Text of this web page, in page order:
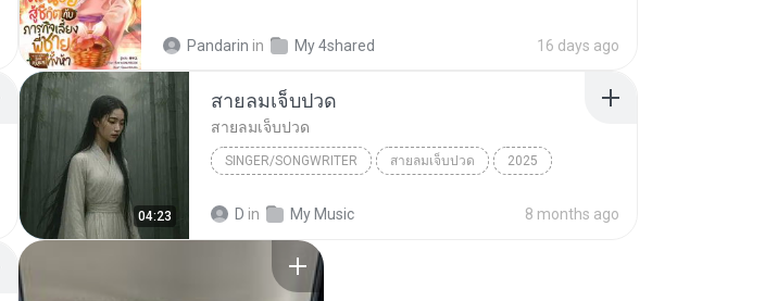
Pandarin in My 4shared 16 days ago
04:23
สายลมเจ็บปวด
สายลมเจ็บปวด
SINGER/SONGWRITER สายลมเจ็บปวด 2025
D in My Music 8 months ago